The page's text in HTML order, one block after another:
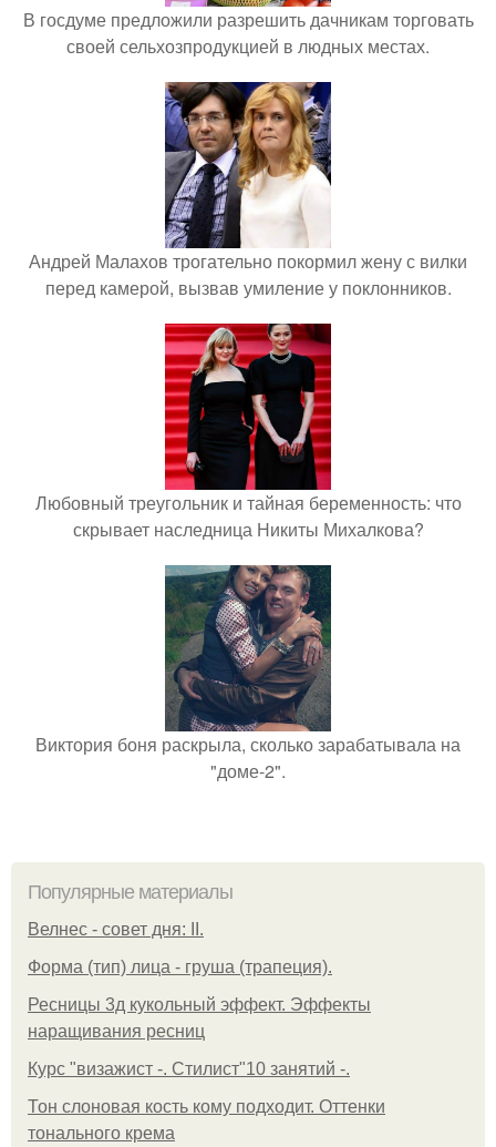
В госдуме предложили разрешить дачникам торговать
своей сельхозпродукцией в людных местах.
Андрей Малахов трогательно покормил жену с вилки
перед камерой, вызвав умиление у поклонников.
Любовный треугольник и тайная беременность: что
скрывает наследница Никиты Михалкова?
Виктория боня раскрыла, сколько зарабатывала на
"доме-2".
Популярные материалы
Велнес - совет дня: II.
Форма (тип) лица - груша (трапеция).
Ресницы 3д кукольный эффект. Эффекты
наращивания ресниц
Курс "визажист -. Стилист"10 занятий -.
Тон слоновая кость кому подходит. Оттенки
тонального крема